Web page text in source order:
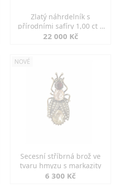
Zlatý náhrdelník s
přírodními safíry 1,00 ct a
diamanty
22 000 Kč
NOVÉ
Secesní stříbrná brož ve
tvaru hmyzu s markazity
6 300 Kč